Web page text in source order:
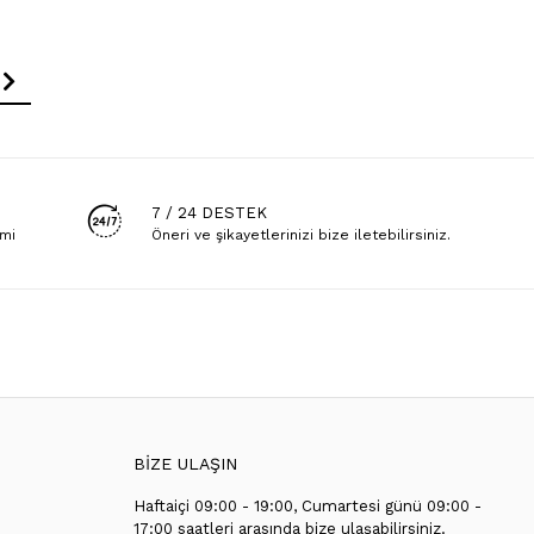
7 / 24 DESTEK
Öneri ve şikayetlerinizi bize iletebilirsiniz.
BİZE ULAŞIN
Haftaiçi 09:00 - 19:00, Cumartesi günü 09:00 -
17:00 saatleri arasında bize ulaşabilirsiniz.